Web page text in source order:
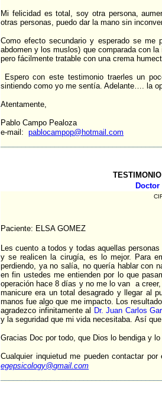
Mi felicidad es total, soy otra persona,
otras personas, puedo dar la mano sin
Como efecto secundario y esperado se me
abdomen y los muslos) que comparada con
pero fácilmente tratable con una crema
Espero con este testimonio traerles un
sintiendo como yo me sentía. Adelante…. la
Atentamente,
Pablo Campo Pealoza
e-mail: pablocampop@hotmail.com
Paciente: ELSA GOMEZ
Les cuento a todos y todas aquellas
y se realicen la cirugía, es lo mejor. Para
perdiendo, ya no salía, no quería hablar con
en fin ustedes me entienden por lo que
operación hace 8 días y no me lo van a
manicure era un total desagrado y llegar al
manos fue algo que me impacto. Los
agradezco infinitamente al Dr. Juan Carlos
y la seguridad que mi vida necesitaba. Así
Gracias Doc por todo, que Dios lo bendiga y
Cualquier inquietud me pueden contactar
egepsicology@gmail.com